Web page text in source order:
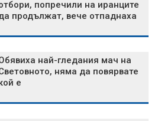
попречили на иранците
продължат, вече отпаднаха
най-гледания мач на
няма да повярвате
е